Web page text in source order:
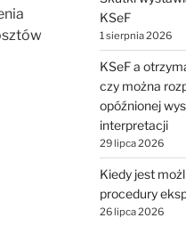
KSeF
1 sierpnia 2026
KSeF a
czy można
opóźnionej
interpretacji
29 lipca 2026
Kiedy jest
procedury
26 lipca 2026